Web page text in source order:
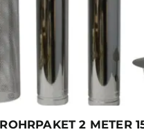
2 METER